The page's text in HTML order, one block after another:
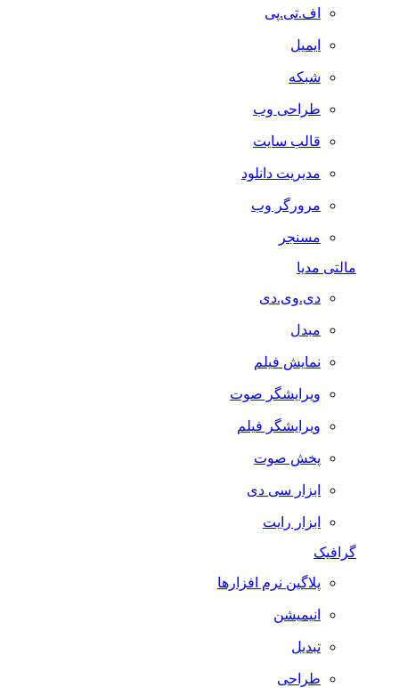
اف.تی.پی
ایمیل
شبکه
طراحی وب
قالب سایت
مدیریت دانلود
مرورگر وب
مسنجر
مالتی مدیا
دی.وی.دی
مبدل
نمایش فیلم
ویرایشگر صوت
ویرایشگر فیلم
پخش صوت
ابزار سی دی
ابزار رایت
گرافیک
پلاگین نرم افزارها
انیمیشن
تبدیل
طراحی